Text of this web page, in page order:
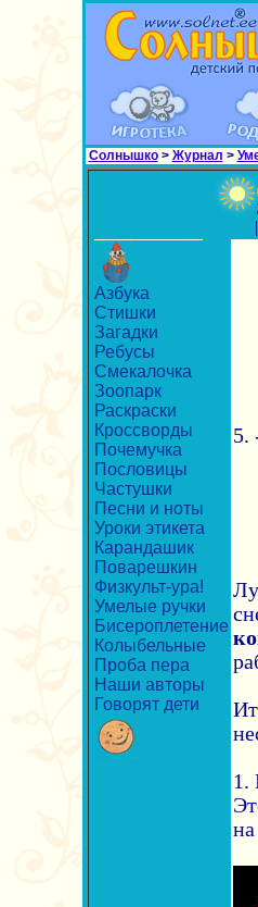
Солнышко> Журнал >
|
Азбука
Стишки
Загадки
Ребусы
Смекалочка
Зоопарк
Раскраски
Кроссворды
Почемучка
Пословицы
Частушки
Песни и ноты
Уроки этикета
Карандашик
Поварешкин
Физкульт-ура!
Умелые ручки
Бисероплетение
Колыбельные
Проба пера
Наши авторы
Говорят дети
5.
1.